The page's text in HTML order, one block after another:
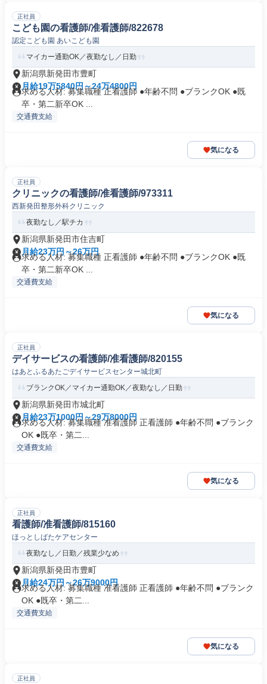
正社員
こども園の看護師/准看護師/822678
認定こども園 あいこども園
マイカー通勤OK／夜勤なし／日勤
新潟県新発田市豊町
月給19万5840円～24万4800円
求める人材: 募集職種 正看護師 ●年齢不問 ●ブランクOK ●既
卒・第二新卒OK ...
交通費支給
気になる
正社員
クリニックの看護師/准看護師/973311
西新発田整形外科クリニック
夜勤なし／駅チカ
新潟県新発田市住吉町
月給23万円～26万円
求める人材: 募集職種 正看護師 ●年齢不問 ●ブランクOK ●既
卒・第二新卒OK ...
交通費支給
気になる
正社員
デイサービスの看護師/准看護師/820155
はあとふるあたごデイサービスセンター城北町
ブランクOK／マイカー通勤OK／夜勤なし／日勤
新潟県新発田市城北町
月給23万1000円～29万8000円
求める人材: 募集職種 准看護師 正看護師 ●年齢不問 ●ブランク
OK ●既卒・第二...
交通費支給
気になる
正社員
看護師/准看護師/815160
ほっとしばたケアセンター
夜勤なし／日勤／残業少なめ
新潟県新発田市豊町
月給24万円～26万9000円
求める人材: 募集職種 准看護師 正看護師 ●年齢不問 ●ブランク
OK ●既卒・第二...
交通費支給
気になる
正社員